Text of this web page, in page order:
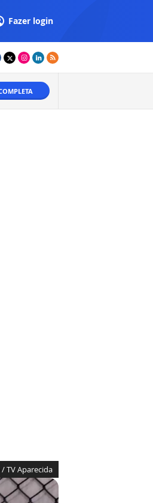
Fazer login
TV Aparecida